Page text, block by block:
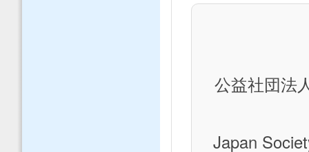
公益社団法
Japan